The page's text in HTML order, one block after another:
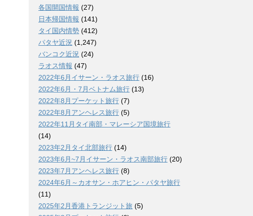
各国開国情報 (27)
日本帰国情報 (141)
タイ国内情勢 (412)
パタヤ近況 (1,247)
バンコク近況 (24)
ラオス情報 (47)
2022年6月イサーン・ラオス旅行 (16)
2022年6月・7月ベトナム旅行 (13)
2022年8月プーケット旅行 (7)
2022年8月アンヘレス旅行 (5)
2022年11月タイ南部・マレーシア国境旅行
(14)
2023年2月タイ北部旅行 (14)
2023年6月~7月イサーン・ラオス南部旅行 (20)
2023年7月アンヘレス旅行 (8)
2024年6月～カオサン・ホアヒン・パタヤ旅行
(11)
2025年2月香港トランジット旅 (5)